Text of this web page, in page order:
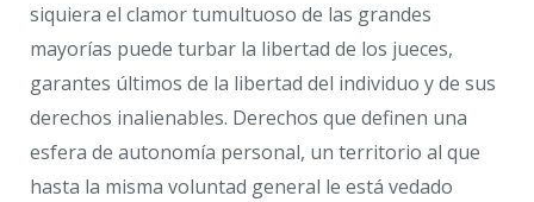
siquiera el clamor tumultuoso de las grandes
mayorías puede turbar la libertad de los jueces,
garantes últimos de la libertad del individuo y de sus
derechos inalienables. Derechos que definen una
esfera de autonomía personal, un territorio al que
hasta la misma voluntad general le está vedado